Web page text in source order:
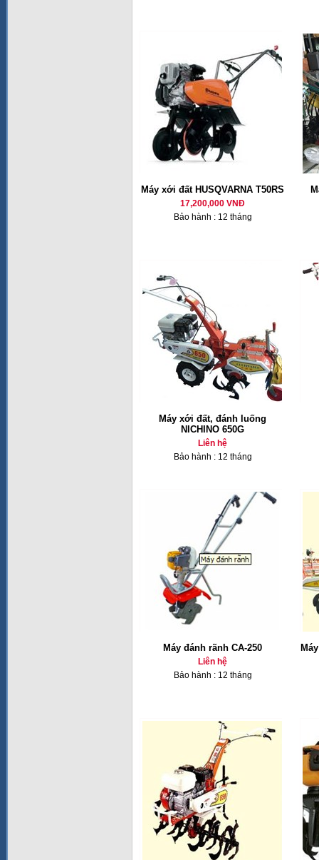
Máy xới đất HUSQVARNA T50RS
17,200,000 VNĐ
Bảo hành : 12 tháng
Máy xới đất, đánh luống
NICHINO 650G
Liên hệ
Bảo hành : 12 tháng
Máy đánh rãnh CA-250
Liên hệ
Bảo hành : 12 tháng